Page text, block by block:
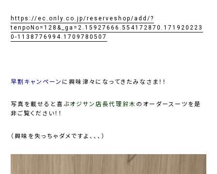
https://ec.only.co.jp/reserveshop/add/?
tenpoNo=128&_ga=2.15927666.554172870.171920223
0-1138776994.1709780507
早割キャンペーン に興味津々になってきたみなさま！！
写真を載せると喜ぶオジサン店長代理鈴木 のオーダースーツを是
非ご覧ください！！
（興味を失っちゃダメですよ、、、）